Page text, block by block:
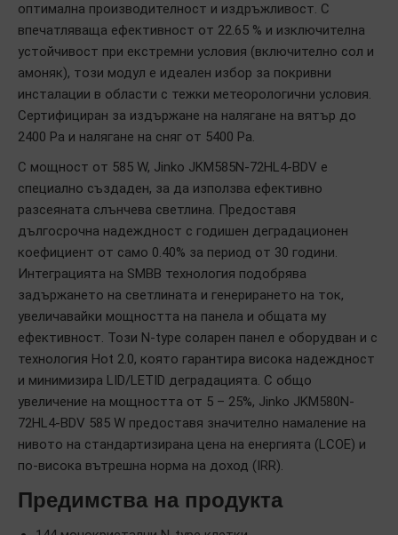
оптимална производителност и издръжливост. С
впечатляваща ефективност от 22.65 % и изключителна
устойчивост при екстремни условия (включително сол и
амоняк), този модул е идеален избор за покривни
инсталации в области с тежки метеорологични условия.
Сертифициран за издържане на налягане на вятър до
2400 Pa и налягане на сняг от 5400 Pa.
С мощност от 585 W, Jinko JKM585N-72HL4-BDV е
специално създаден, за да използва ефективно
разсеяната слънчева светлина. Предоставя
дългосрочна надеждност с годишен деградационен
коефициент от само 0.40% за период от 30 години.
Интеграцията на SMBB технология подобрява
задържането на светлината и генерирането на ток,
увеличавайки мощността на панела и общата му
ефективност. Този N-type соларен панел е оборудван и с
технология Hot 2.0, която гарантира висока надеждност
и минимизира LID/LETID деградацията. С общо
увеличение на мощността от 5 – 25%, Jinko JKM580N-
72HL4-BDV 585 W предоставя значително намаление на
нивото на стандартизирана цена на енергията (LCOE) и
по-висока вътрешна норма на доход (IRR).
Предимства на продукта